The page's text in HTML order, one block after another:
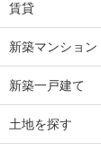
賃貸
新築マンション
新築一戸建て
土地を探す